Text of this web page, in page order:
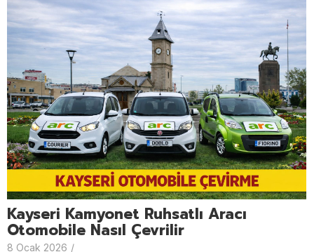
Kayseri Kamyonet Ruhsatlı Aracı
Otomobile Nasıl Çevrilir
8 Ocak 2026 /